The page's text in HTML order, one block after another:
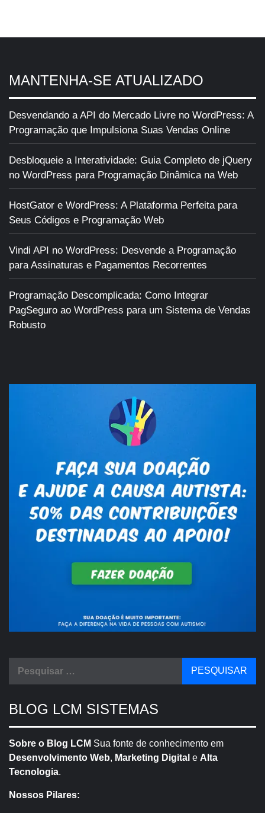
MANTENHA-SE ATUALIZADO
Desvendando a API do Mercado Livre no WordPress: A
Programação que Impulsiona Suas Vendas Online
Desbloqueie a Interatividade: Guia Completo de jQuery
no WordPress para Programação Dinâmica na Web
HostGator e WordPress: A Plataforma Perfeita para
Seus Códigos e Programação Web
Vindi API no WordPress: Desvende a Programação
para Assinaturas e Pagamentos Recorrentes
Programação Descomplicada: Como Integrar
PagSeguro ao WordPress para um Sistema de Vendas
Robusto
BLOG LCM SISTEMAS
Sobre o Blog LCM Sua fonte de conhecimento em
Desenvolvimento Web, Marketing Digital e Alta
Tecnologia.
Nossos Pilares: